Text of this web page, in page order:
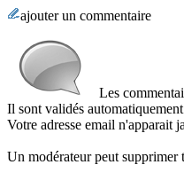
ajouter un commentaire
Les
Il sont validés
Votre adresse email n'apparait
Un modérateur peut supprimer